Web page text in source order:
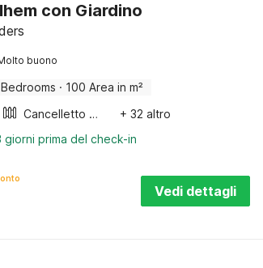
con Giardino
buono
· 100 Area in m²
Cancelletto per scale
+ 32 altro
prima del check-in
Vedi dettagli